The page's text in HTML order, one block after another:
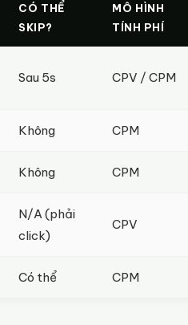
CÓ THỂ
SKIP?
MÔ HÌNH
TÍNH PHÍ
Sau 5s CPV / CPM
Không CPM
Không CPM
N/A (phải
click)
CPV
Có thể CPM